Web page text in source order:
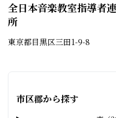
全日本音楽教室指導者
所
東京都目黒区三田1-9-8
市区郡から探す